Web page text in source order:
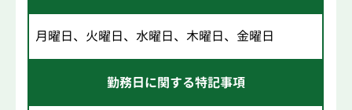
月曜日、火曜日、水曜日、木曜日、金曜日
勤務日に関する特記事項